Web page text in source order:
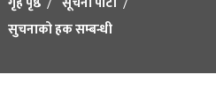
सुचनाको हक सम्बन्धी